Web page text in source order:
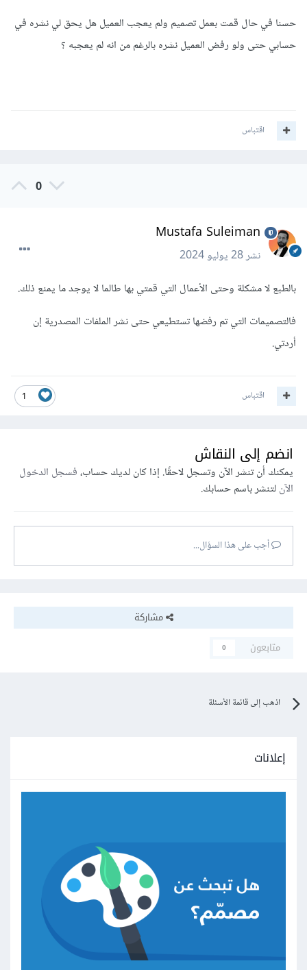
حسنا في حال قمت بعمل تصميم ولم يعجب العميل هل يحق لي نشره في
حسابي حتى ولو رفض العميل نشره بالرغم من انه لم يعجبه ؟
اقتباس
0
Mustafa Suleiman
نشر28 يوليو 2024
بالطبع لا مشكلة وحتى الأعمال التي قمتي بها طالما لا يوجد ما يمنع ذلك.
فالتصميمات التي تم رفضها تستطيعي حتى نشر الملفات المصدرية إن
أردتي.
1 اقتباس
انضم إلى النقاش
يمكنك أن تنشر الآن وتسجل لاحقًا. إذا كان لديك حساب،فسجل الدخول
الآنلتنشر باسم حسابك.
أجب على هذا السؤال...
مشاركة
متابعون
0
اذهب إلى قائمة الأسئلة
إعلانات